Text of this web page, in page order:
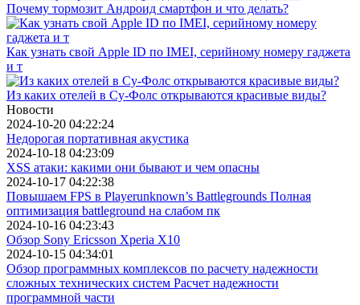
Почему тормозит Андроид смартфон и что делать?
Как узнать свой Apple ID по IMEI, серийному номеру гаджета
и т
Из каких отелей в Су-Фолс открываются красивые виды?
Новости
2024-10-20 04:22:24
Недорогая портативная акустика
2024-10-18 04:23:09
XSS атаки: какими они бывают и чем опасны
2024-10-17 04:22:38
Повышаем FPS в Playerunknown’s Battlegrounds Полная
оптимизация battleground на слабом пк
2024-10-16 04:23:43
Обзор Sony Ericsson Xperia X10
2024-10-15 04:34:01
Обзор программных комплексов по расчету надежности
сложных технических систем Расчет надежности
программной части